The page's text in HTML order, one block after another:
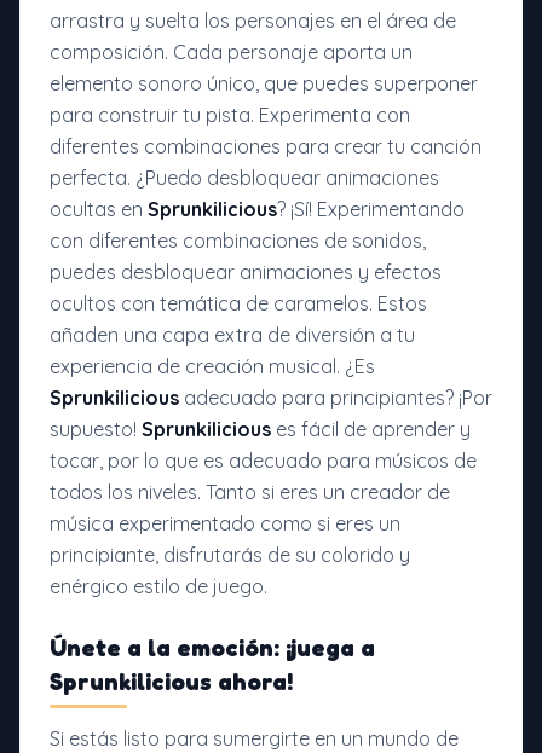
arrastra y suelta los personajes en el área de
composición. Cada personaje aporta un
elemento sonoro único, que puedes superponer
para construir tu pista. Experimenta con
diferentes combinaciones para crear tu canción
perfecta. ¿Puedo desbloquear animaciones
ocultas en Sprunkilicious? ¡Sí! Experimentando
con diferentes combinaciones de sonidos,
puedes desbloquear animaciones y efectos
ocultos con temática de caramelos. Estos
añaden una capa extra de diversión a tu
experiencia de creación musical. ¿Es
Sprunkilicious adecuado para principiantes? ¡Por
supuesto! Sprunkilicious es fácil de aprender y
tocar, por lo que es adecuado para músicos de
todos los niveles. Tanto si eres un creador de
música experimentado como si eres un
principiante, disfrutarás de su colorido y
enérgico estilo de juego.
Únete a la emoción: ¡juega a
Sprunkilicious ahora!
Si estás listo para sumergirte en un mundo de